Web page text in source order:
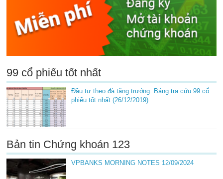
99 cổ phiếu tốt nhất
Đầu tư theo đà tăng trưởng: Bảng tra cứu 99 cổ
phiếu tốt nhất (26/12/2019)
Bản tin Chứng khoán 123
VPBANKS MORNING NOTES 12/09/2024